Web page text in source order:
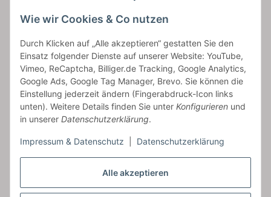
Alle akzeptieren
Wie wir Cookies & Co nutzen
Durch Klicken auf „Alle akzeptieren“ gestatten Sie den
Einsatz folgender Dienste auf unserer Website: YouTube,
Vimeo, ReCaptcha, Billiger.de Tracking, Google Analytics,
Google Ads, Google Tag Manager, Brevo. Sie können die
Einstellung jederzeit ändern (Fingerabdruck-Icon links
unten). Weitere Details finden Sie unter Konfigurieren und
in unserer Datenschutzerklärung.
Impressum & Datenschutz Datenschutzerklärung
Artikelinformationen
Frieslandstr. 44 | 26446 Reepsholt
Fon 04468-9479855-0 | Fax -9